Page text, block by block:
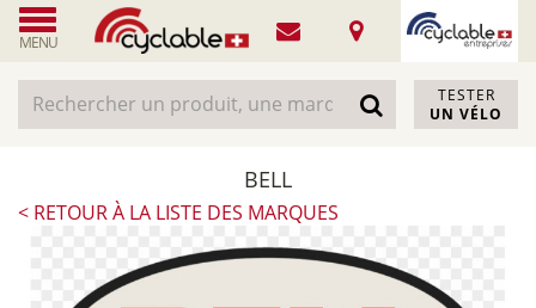
MENU
TESTER
UN VÉLO
BELL
< RETOUR À LA LISTE DES MARQUES